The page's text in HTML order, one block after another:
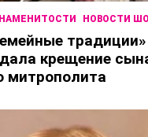
НОВОСТИ
крещение
митрополита